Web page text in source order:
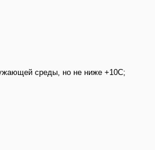
среды, но не ниже +10С;